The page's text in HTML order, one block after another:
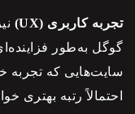
تجربه کاربری (UX)
گوگل به‌طور
سایت‌هایی که تجربه
احتمالاً رتبه بهتری